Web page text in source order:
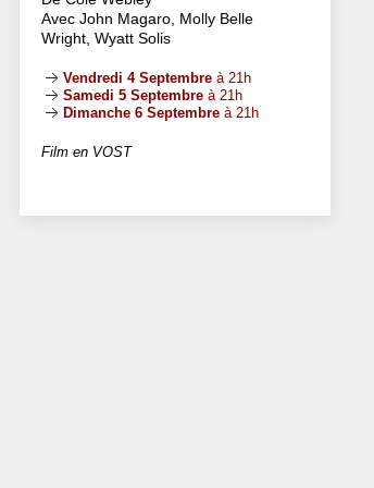
Avec John Magaro, Molly Belle
Wright, Wyatt Solis
Vendredi 4 Septembre à 21h
Samedi 5 Septembre à 21h
Dimanche 6 Septembre à 21h
Film en VOST